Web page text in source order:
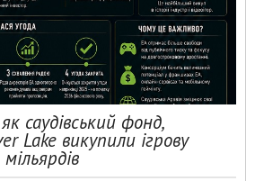
саудівський фонд,
Lake викупили ігрову